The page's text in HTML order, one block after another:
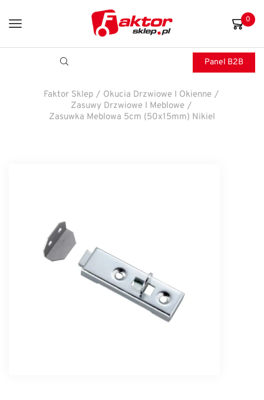
0
Panel B2B
Faktor Sklep / Okucia Drzwiowe I Okienne /
Zasuwy Drzwiowe I Meblowe /
Zasuwka Meblowa 5cm (50x15mm) Nikiel